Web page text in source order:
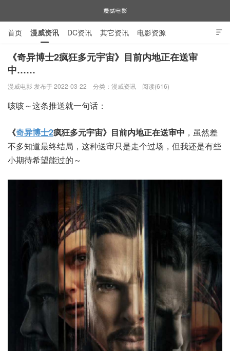
漫威电影

首页 漫威资讯 DC资讯 其它资讯 电影资源
电视剧资源 漫威图片
《奇异博士2疯狂多元宇宙》目前内地正在送审
中……
漫威电影 发布于 2022-03-22 分类： 漫威资讯 阅读(616)
咳咳～这条推送就一句话：
《奇异博士2疯狂多元宇宙》目前内地正在送审中 ，虽然差
不多知道最终结局，这种送审只是走个过场，但我还是有些
小期待希望能过的～